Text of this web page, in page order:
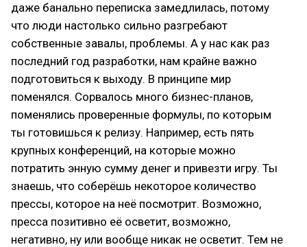
даже банально переписка замедлилась, потому
что люди настолько сильно разгребают
собственные завалы, проблемы. А у нас как раз
последний год разработки, нам крайне важно
подготовиться к выходу. В принципе мир
поменялся. Сорвалось много бизнес-планов,
поменялись проверенные формулы, по которым
ты готовишься к релизу. Например, есть пять
крупных конференций, на которые можно
потратить энную сумму денег и привезти игру. Ты
знаешь, что соберёшь некоторое количество
прессы, которое на неё посмотрит. Возможно,
пресса позитивно её осветит, возможно,
негативно, ну или вообще никак не осветит. Тем не